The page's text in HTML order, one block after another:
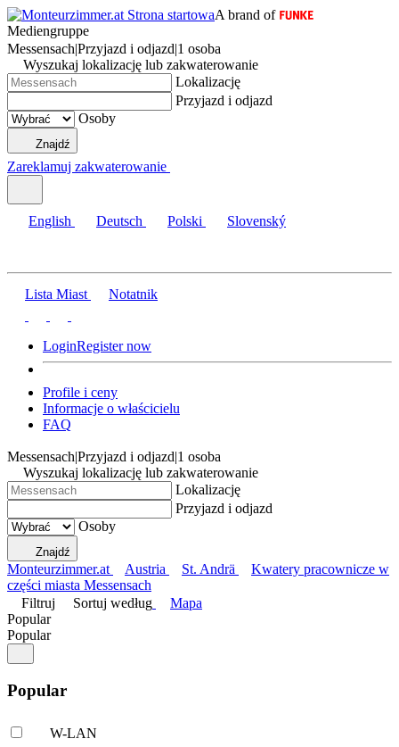
A brand of
Mediengruppe
Messensach|Przyjazd i odjazd|1 osoba
Wyszukaj lokalizację lub zakwaterowanie
Lokalizację
Przyjazd i odjazd
Osoby
Znajdź
Zareklamuj zakwaterowanie
English Deutsch Polski Slovenský
Lista Miast Notatnik
LoginRegister now
Profile i ceny
Informacje o właścicielu
FAQ
Messensach|Przyjazd i odjazd|1 osoba
Wyszukaj lokalizację lub zakwaterowanie
Lokalizację
Przyjazd i odjazd
Osoby
Znajdź
Monteurzimmer.at Austria St. Andrä
Kwatery pracownicze w
części miasta Messensach
Filtruj
Sortuj według
Mapa
Popular
Popular
Popular
W-LAN